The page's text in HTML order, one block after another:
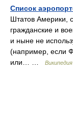
Список
Штатов Америки,
гражданские и
и ныне не
(например, если
или… …
Википедия